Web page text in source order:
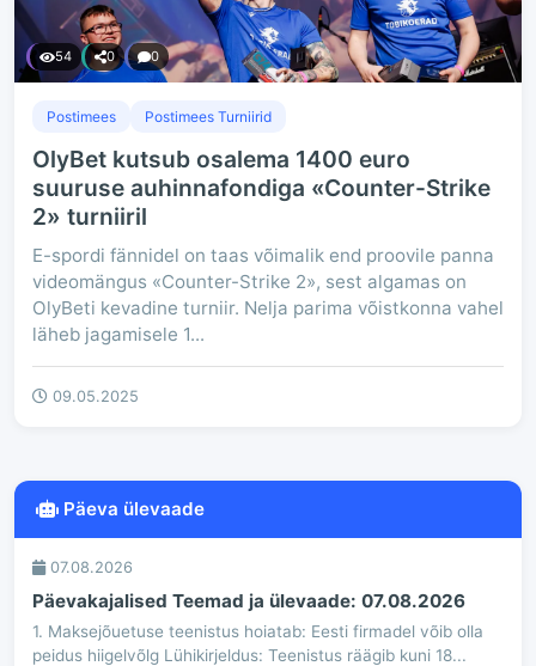
54 0 0
Postimees Postimees Turniirid
OlyBet kutsub osalema 1400 euro
suuruse auhinnafondiga «Counter-Strike
2» turniiril
E-spordi fännidel on taas võimalik end proovile panna
videomängus «​Counter-Strike 2», sest algamas on
OlyBeti kevadine turniir. Nelja parima võistkonna vahel
läheb jagamisele 1...
09.05.2025
Päeva ülevaade
07.08.2026
Päevakajalised Teemad ja ülevaade: 07.08.2026
1. Maksejõuetuse teenistus hoiatab: Eesti firmadel võib olla
peidus hiigelvõlg Lühikirjeldus: Teenistus räägib kuni 18...